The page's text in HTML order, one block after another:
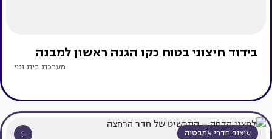
בידוד חיצוני בטוח כקו הגנה ראשון למבנה
מערכת בית ונוי
עיצוב חדרי אמבטיה